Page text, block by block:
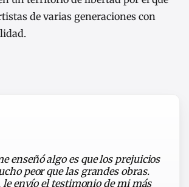
de varias generaciones con
enseñó algo es que los prejuicios
peor que las grandes obras.
le envío el testimonio de mi más